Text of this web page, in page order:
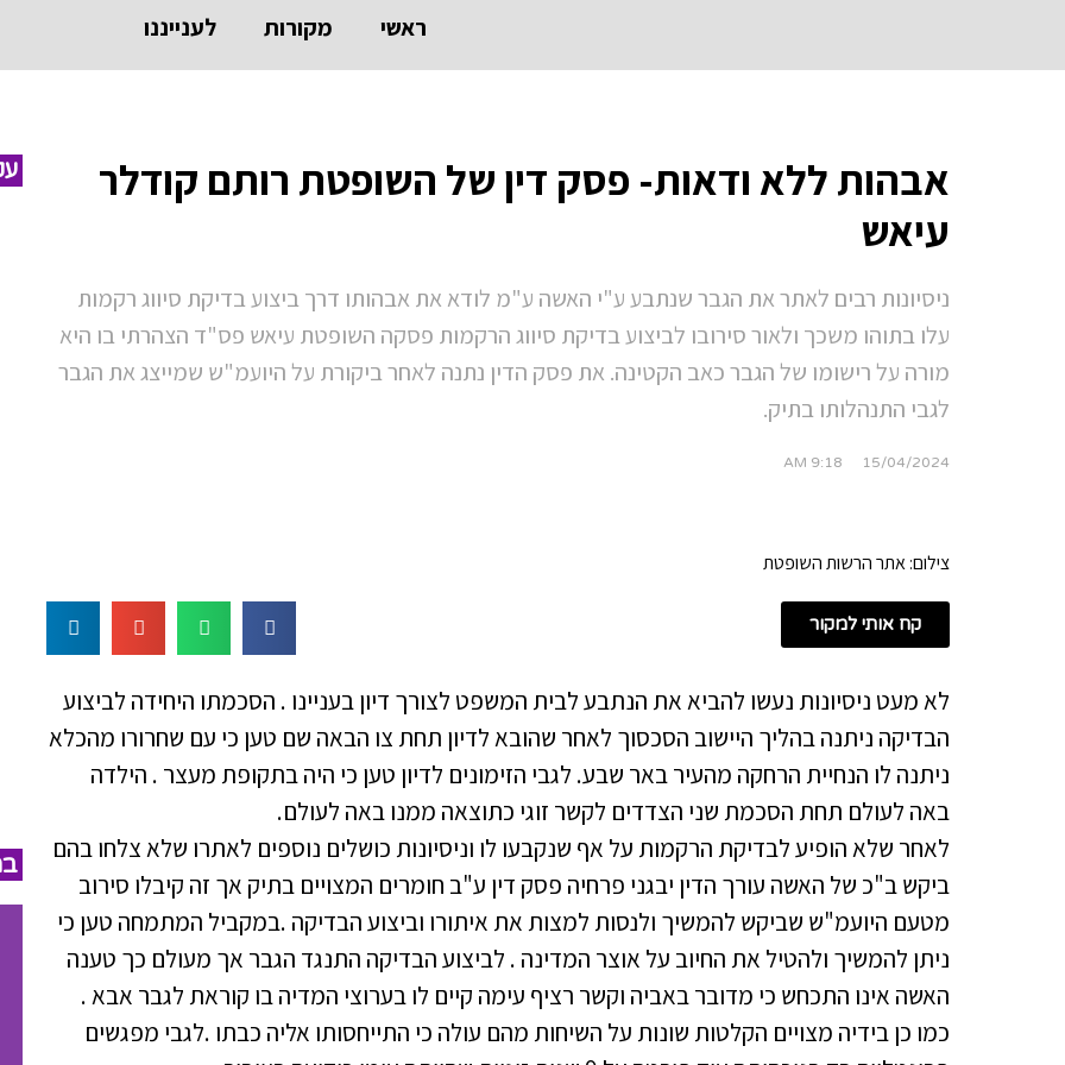
ראשי מקורות לענייננו
אבהות ללא ודאות- פסק דין של השופטת רותם קודלר
עיאש
ניסיונות רבים לאתר את הגבר שנתבע ע"י האשה ע"מ לודא את אבהותו דרך ביצוע בדיקת סיווג רקמות
עלו בתוהו משכך ולאור סירובו לביצוע בדיקת סיווג הרקמות פסקה השופטת עיאש פס"ד הצהרתי בו היא
מורה על רישומו של הגבר כאב הקטינה. את פסק הדין נתנה לאחר ביקורת על היועמ"ש שמייצג את הגבר
לגבי התנהלותו בתיק.
15/04/2024
9:18 AM
צילום: אתר הרשות השופטת
קח אותי למקור
לא מעט ניסיונות נעשו להביא את הנתבע לבית המשפט לצורך דיון בעניינו . הסכמתו היחידה לביצוע
הבדיקה ניתנה בהליך היישוב הסכסוך לאחר שהובא לדיון תחת צו הבאה שם טען כי עם שחרורו מהכלא
ניתנה לו הנחיית הרחקה מהעיר באר שבע. לגבי הזימונים לדיון טען כי היה בתקופת מעצר . הילדה
באה לעולם תחת הסכמת שני הצדדים לקשר זוגי כתוצאה ממנו באה לעולם.
לאחר שלא הופיע לבדיקת הרקמות על אף שנקבעו לו וניסיונות כושלים נוספים לאתרו שלא צלחו בהם
ביקש ב"כ של האשה עורך הדין יבגני פרחיה פסק דין ע"ב חומרים המצויים בתיק אך זה קיבלו סירוב
מטעם היועמ"ש שביקש להמשיך ולנסות למצות את איתורו וביצוע הבדיקה .במקביל המתמחה טען כי
ניתן להמשיך ולהטיל את החיוב על אוצר המדינה . לביצוע הבדיקה התנגד הגבר אך מעולם כך טענה
האשה אינו התכחש כי מדובר באביה וקשר רציף עימה קיים לו בערוצי המדיה בו קוראת לגבר אבא .
כמו כן בידיה מצויים הקלטות שונות על השיחות מהם עולה כי התייחסותו אליה כבתו .לגבי מפגשים